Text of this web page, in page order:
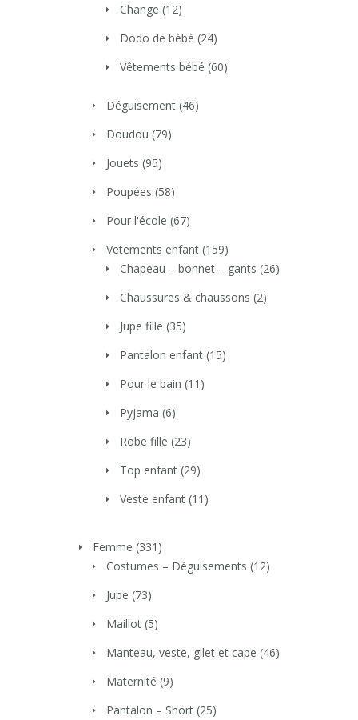
Change (12)
Dodo de bébé (24)
Vêtements bébé (60)
Déguisement (46)
Doudou (79)
Jouets (95)
Poupées (58)
Pour l'école (67)
Vetements enfant (159)
Chapeau – bonnet – gants (26)
Chaussures & chaussons (2)
Jupe fille (35)
Pantalon enfant (15)
Pour le bain (11)
Pyjama (6)
Robe fille (23)
Top enfant (29)
Veste enfant (11)
Femme (331)
Costumes – Déguisements (12)
Jupe (73)
Maillot (5)
Manteau, veste, gilet et cape (46)
Maternité (9)
Pantalon – Short (25)